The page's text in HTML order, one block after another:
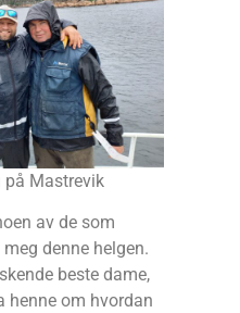
på Mastrevik
av de som
denne helgen.
beste dame,
henne om hvordan